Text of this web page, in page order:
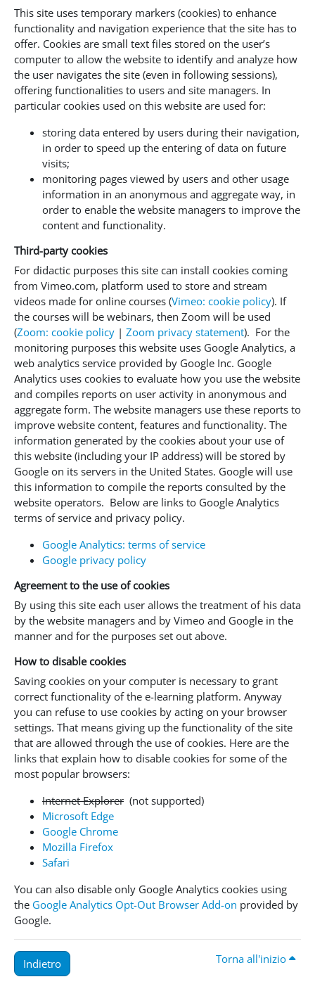
This site uses temporary markers (cookies) to enhance
functionality and navigation experience that the site has to
offer. Cookies are small text files stored on the user’s
computer to allow the website to identify and analyze how
the user navigates the site (even in following sessions),
offering functionalities to users and site managers. In
particular cookies used on this website are used for:
storing data entered by users during their navigation,
in order to speed up the entering of data on future
visits;
monitoring pages viewed by users and other usage
information in an anonymous and aggregate way, in
order to enable the website managers to improve the
content and functionality.
Third-party cookies
For didactic purposes this site can install cookies coming
from Vimeo.com, platform used to store and stream
videos made for online courses (Vimeo: cookie policy). If
the courses will be webinars, then Zoom will be used
(Zoom: cookie policy | Zoom privacy statement). For the
monitoring purposes this website uses Google Analytics, a
web analytics service provided by Google Inc. Google
Analytics uses cookies to evaluate how you use the website
and compiles reports on user activity in anonymous and
aggregate form. The website managers use these reports to
improve website content, features and functionality. The
information generated by the cookies about your use of
this website (including your IP address) will be stored by
Google on its servers in the United States. Google will use
this information to compile the reports consulted by the
website operators. Below are links to Google Analytics
terms of service and privacy policy.
Google Analytics: terms of service
Google privacy policy
Agreement to the use of cookies
By using this site each user allows the treatment of his data
by the website managers and by Vimeo and Google in the
manner and for the purposes set out above.
How to disable cookies
Saving cookies on your computer is necessary to grant
correct functionality of the e-learning platform. Anyway
you can refuse to use cookies by acting on your browser
settings. That means giving up the functionality of the site
that are allowed through the use of cookies. Here are the
links that explain how to disable cookies for some of the
most popular browsers:
Internet Explorer (not supported)
Microsoft Edge
Google Chrome
Mozilla Firefox
Safari
You can also disable only Google Analytics cookies using
the Google Analytics Opt-Out Browser Add-on provided by
Google.
Indietro Torna all'inizio